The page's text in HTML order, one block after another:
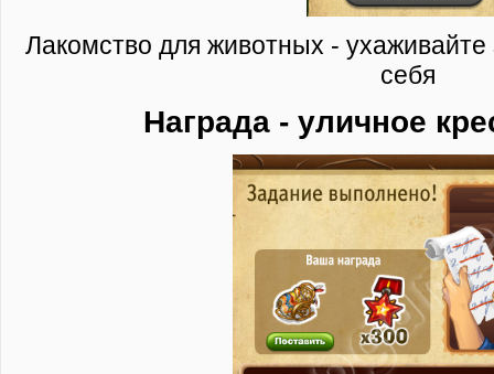
Лакомство для животных -
себя
Награда - уличное